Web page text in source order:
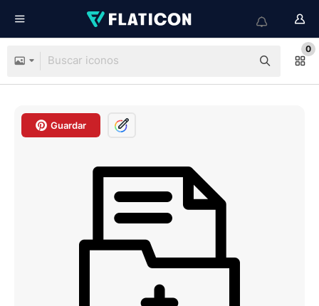
0
Guardar